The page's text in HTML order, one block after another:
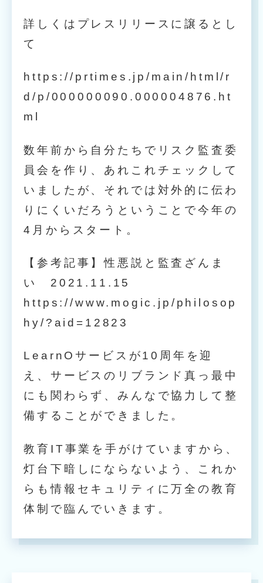
詳しくはプレスリリースに譲るとし
て
https://prtimes.jp/main/html/r
d/p/000000090.000004876.ht
ml
数年前から自分たちでリスク監査委
員会を作り、あれこれチェックして
いましたが、それでは対外的に伝わ
りにくいだろうということで今年の
4月からスタート。
【参考記事】性悪説と監査ざんま
い 2021.11.15
https://www.mogic.jp/philosop
hy/?aid=12823
LearnOサービスが10周年を迎
え、サービスのリブランド真っ最中
にも関わらず、みんなで協力して整
備することができました。
教育IT事業を手がけていますから、
灯台下暗しにならないよう、これか
らも情報セキュリティに万全の教育
体制で臨んでいきます。